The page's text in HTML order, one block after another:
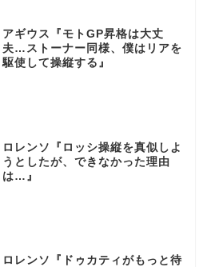
アギウス『モトGP昇格は大丈
夫…ストーナー同様、僕はリアを
駆使して操縦する』
ロレンソ『ロッシ操縦を真似しよ
うとしたが、できなかった理由
は…』
ロレンソ『ドゥカティがもっと待